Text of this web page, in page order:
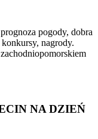
pogody, dobra
nagrody.
NA DZIEŃ